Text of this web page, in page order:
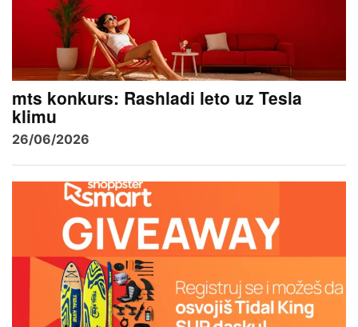
mts konkurs: Rashladi leto uz Tesla
klimu
26/06/2026